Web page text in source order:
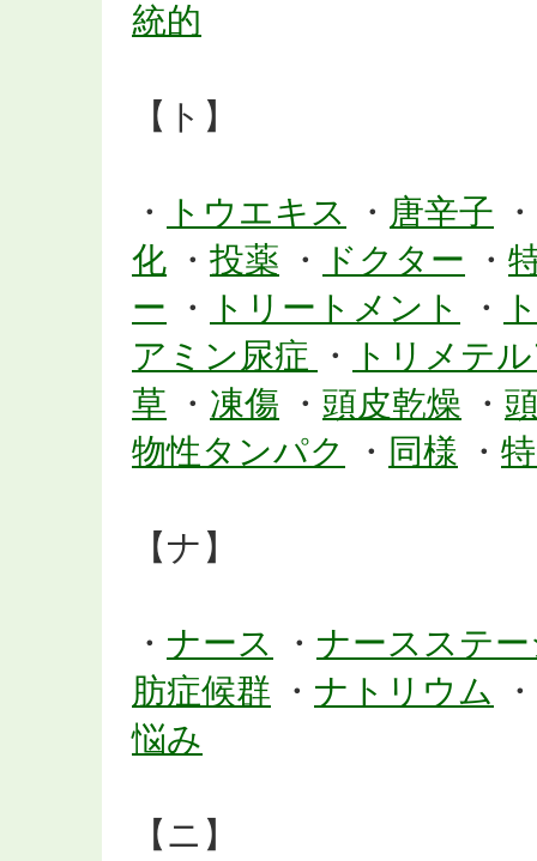
統的
【ト】
・ トウエキス ・ 唐辛子 ・
化 ・ 投薬 ・ ドクター ・
ー ・ トリートメント ・
アミン尿症
・
トリメテ
草 ・ 凍傷 ・ 頭皮乾燥 ・
物性タンパク
・ 同様 ・
【ナ】
・ ナース ・ ナースステ
肪症候群 ・ ナトリウム
・
悩み
【ニ】